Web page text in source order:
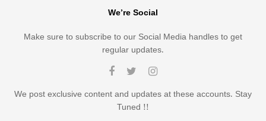
We’re Social
Make sure to subscribe to our Social Media handles to get
regular updates.
We post exclusive content and updates at these accounts. Stay
Tuned !!